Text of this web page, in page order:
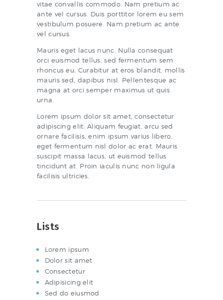
vitae convallis commodo. Nam pretium ac
ante vel cursus. Duis porttitor lorem eu sem
vestibulum posuere. Nam pretium ac ante
vel cursus.
Mauris eget lacus nunc. Nulla consequat
orci euismod tellus, sed fermentum sem
rhoncus eu. Curabitur at eros blandit, mollis
mauris sed, dapibus nisl. Pellentesque ac
magna at orci semper maximus ut quis
urna.
Lorem ipsum dolor sit amet, consectetur
adipiscing elit. Aliquam feugiat, arcu sed
ornare facilisis, enim ipsum varius libero,
eget fermentum nisl dolor ac erat. Mauris
suscipit massa lacus, ut euismod tellus
tincidunt at. Proin iaculis nunc non ligula
facilisis ultricies.
Lists
Lorem ipsum
Dolor sit amet
Consectetur
Adipisicing elit
Sed do eiusmod